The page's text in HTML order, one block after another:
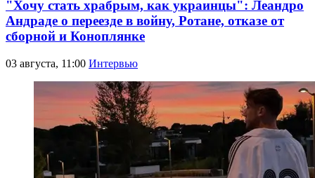
"Хочу стать храбрым, как украинцы": Леандро
Андраде о переезде в войну, Ротане, отказе от
сборной и Коноплянке
03 августа, 11:00 Интервью